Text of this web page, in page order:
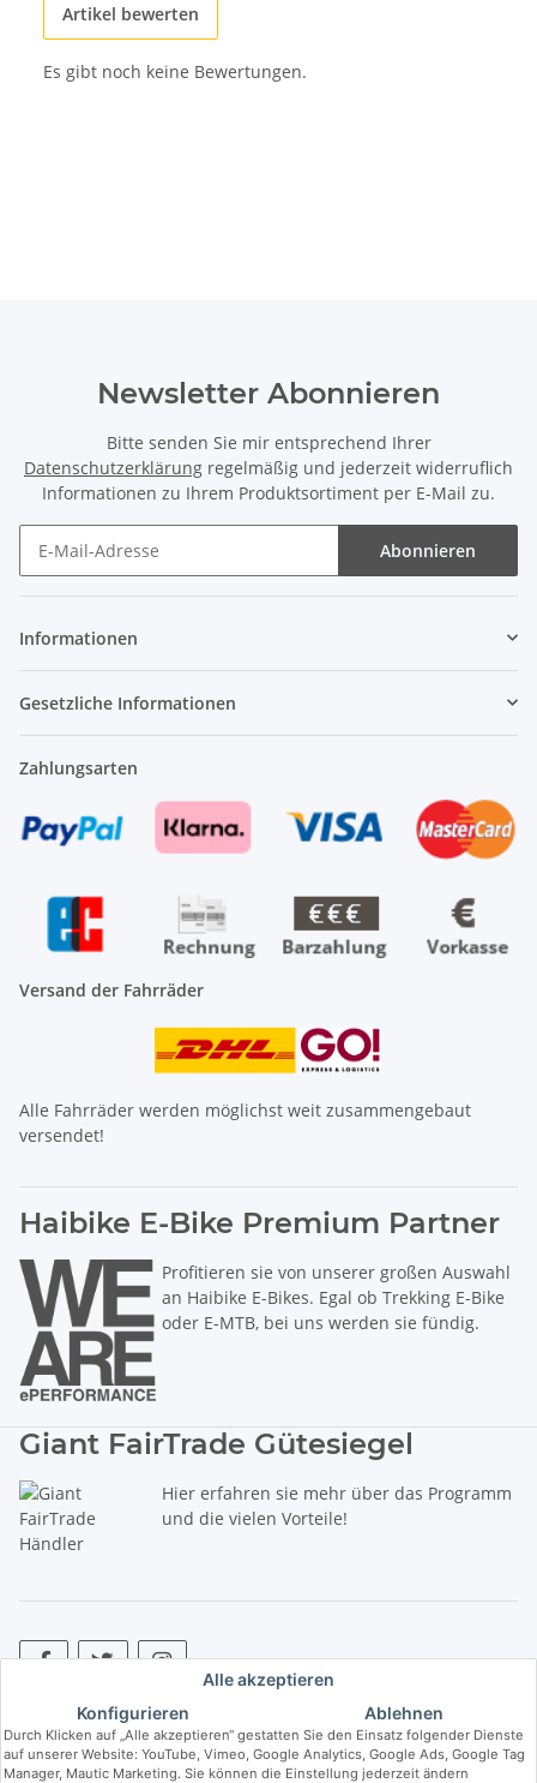
Alle akzeptieren
Konfigurieren
Ablehnen
Durch Klicken auf „Alle akzeptieren“ gestatten Sie den Einsatz folgender Dienste
auf unserer Website: YouTube, Vimeo, Google Analytics, Google Ads, Google Tag
Manager, Mautic Marketing. Sie können die Einstellung jederzeit ändern
Artikel bewerten
Es gibt noch keine Bewertungen.
Newsletter Abonnieren
Bitte senden Sie mir entsprechend Ihrer
Datenschutzerklärung regelmäßig und jederzeit widerruflich
Informationen zu Ihrem Produktsortiment per E-Mail zu.
Abonnieren
Informationen
Gesetzliche Informationen
Zahlungsarten
Versand der Fahrräder
Alle Fahrräder werden möglichst weit zusammengebaut
versendet!
Haibike E-Bike Premium Partner
Profitieren sie von unserer großen Auswahl
an Haibike E-Bikes. Egal ob Trekking E-Bike
oder E-MTB, bei uns werden sie fündig.
Giant FairTrade Gütesiegel
Hier erfahren sie mehr über das Programm
und die vielen Vorteile!
* Alle Preise inkl. gesetzlicher USt., zzgl.
. ** Hierbei handelt es
sich um die unverbindliche Preisempfehlung des Herstellers (kurz UVP).